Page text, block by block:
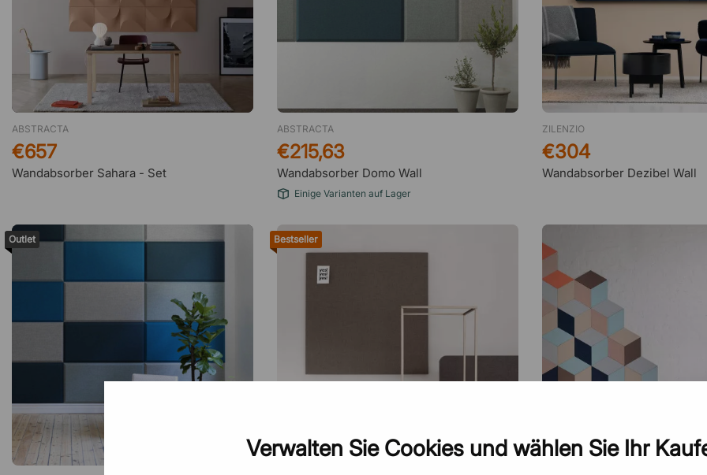
Verwalten Sie Cookies und wählen Sie Ihr
ABSTRACTA
Wandabsorber Sahara - Set
€657
ABSTRACTA
Wandabsorber Domo Wall
€215,63
Einige Varianten auf Lager
ZILENZIO
Wandabsorber Dezibel Wall
€304
Outlet Bestseller